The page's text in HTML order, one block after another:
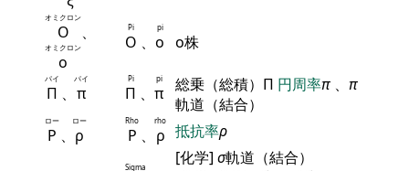
Ο
オミクロン
、
ο
オミクロン Ο
Pi
、 ο
pi
ο株
Π
パイ
、 π
パイ
Π
Pi
、 π
pi 総乗（総積）Π 円周率π 、 π
軌道（結合）
Ρ
ロー
、 ρ
ロー
Ρ
Rho
、 ρ
rho
抵抗率ρ
Sigma [化学] σ軌道（結合）